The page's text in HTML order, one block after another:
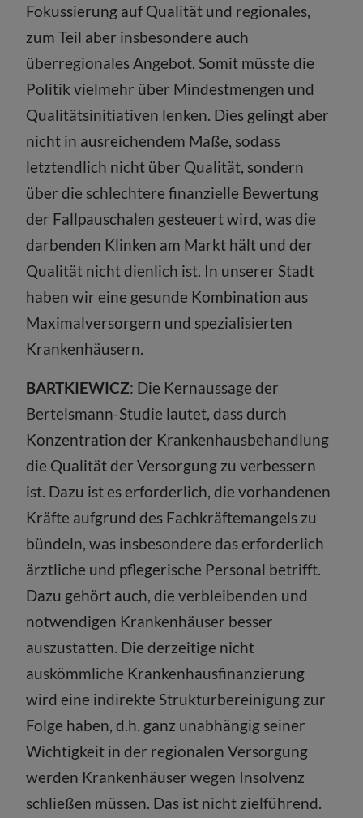
Fokussierung auf Qualität und regionales,
zum Teil aber insbesondere auch
überregionales Angebot. Somit müsste die
Politik vielmehr über Mindestmengen und
Qualitätsinitiativen lenken. Dies gelingt aber
nicht in ausreichendem Maße, sodass
letztendlich nicht über Qualität, sondern
über die schlechtere finanzielle Bewertung
der Fallpauschalen gesteuert wird, was die
darbenden Klinken am Markt hält und der
Qualität nicht dienlich ist. In unserer Stadt
haben wir eine gesunde Kombination aus
Maximalversorgern und spezialisierten
Krankenhäusern.
BARTKIEWICZ: Die Kernaussage der
Bertelsmann-Studie lautet, dass durch
Konzentration der Krankenhausbehandlung
die Qualität der Versorgung zu verbessern
ist. Dazu ist es erforderlich, die vorhandenen
Kräfte aufgrund des Fachkräftemangels zu
bündeln, was insbesondere das erforderlich
ärztliche und pflegerische Personal betrifft.
Dazu gehört auch, die verbleibenden und
notwendigen Krankenhäuser besser
auszustatten. Die derzeitige nicht
auskömmliche Krankenhausfinanzierung
wird eine indirekte Strukturbereinigung zur
Folge haben, d.h. ganz unabhängig seiner
Wichtigkeit in der regionalen Versorgung
werden Krankenhäuser wegen Insolvenz
schließen müssen. Das ist nicht zielführend.